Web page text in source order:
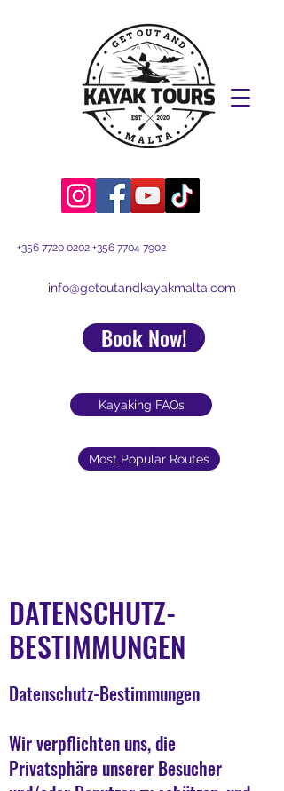
Book Now!
info@getoutandkayakmalta.com
+356 7720 0202 +356 7704 7902
Most Popular Routes
Kayaking FAQs
DATENSCHUTZ-
BESTIMMUNGEN
Datenschutz-Bestimmungen
​Wir verpflichten uns, die
Privatsphäre unserer Besucher